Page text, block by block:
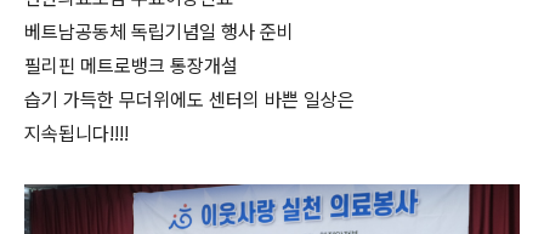
베트남공동체 독립기념일 행사 준비
필리핀 메트로뱅크 통장개설
습기 가득한 무더위에도 센터의 바쁜 일상은
지속됩니다!!!!